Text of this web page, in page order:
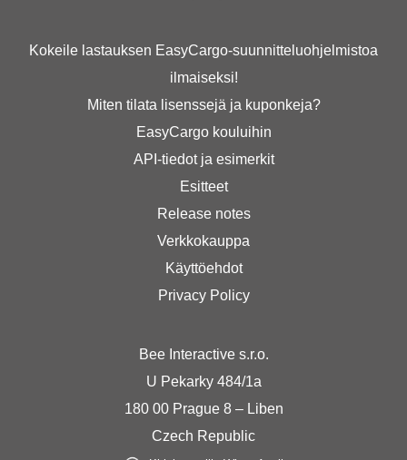
Kokeile lastauksen EasyCargo-suunnitteluohjelmistoa
ilmaiseksi!
Miten tilata lisenssejä ja kuponkeja?
EasyCargo kouluihin
API-tiedot ja esimerkit
Esitteet
Release notes
Verkkokauppa
Käyttöehdot
Privacy Policy
Bee Interactive s.r.o.
U Pekarky 484/1a
180 00 Prague 8 – Liben
Czech Republic